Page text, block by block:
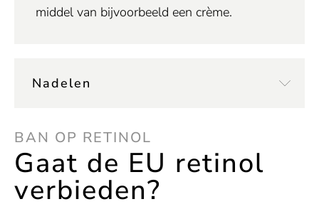
middel van bijvoorbeeld een crème.
Nadelen
BAN OP RETINOL
Gaat de EU retinol
verbieden?